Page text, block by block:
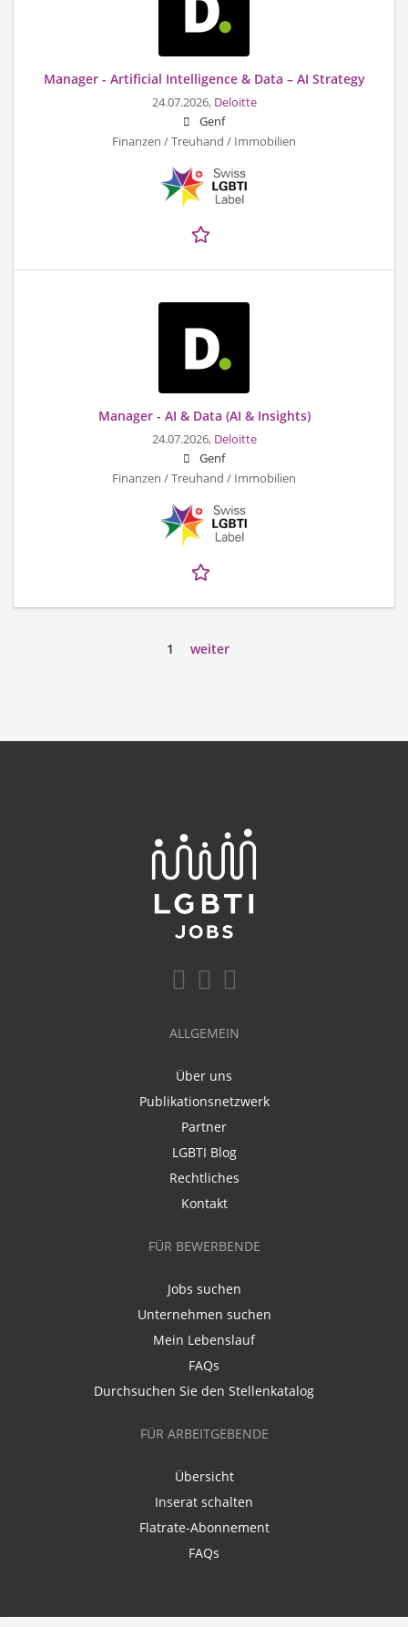
Manager - Artificial Intelligence & Data – AI Strategy
24.07.2026, Deloitte
Genf
Finanzen / Treuhand / Immobilien
Manager - AI & Data (AI & Insights)
24.07.2026, Deloitte
Genf
Finanzen / Treuhand / Immobilien
1 weiter
ALLGEMEIN
Über uns
Publikationsnetzwerk
Partner
LGBTI Blog
Rechtliches
Kontakt
FÜR BEWERBENDE
Jobs suchen
Unternehmen suchen
Mein Lebenslauf
FAQs
Durchsuchen Sie den Stellenkatalog
FÜR ARBEITGEBENDE
Übersicht
Inserat schalten
Flatrate-Abonnement
FAQs